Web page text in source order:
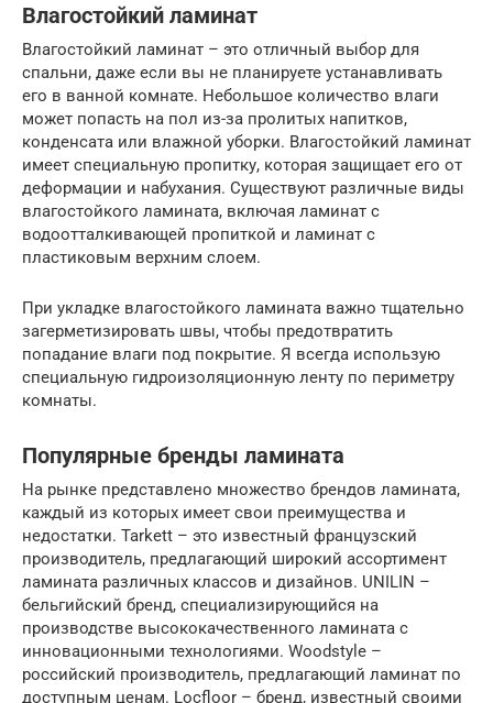
Влагостойкий ламинат
Влагостойкий ламинат – это отличный выбор для
спальни, даже если вы не планируете устанавливать
его в ванной комнате. Небольшое количество влаги
может попасть на пол из-за пролитых напитков,
конденсата или влажной уборки. Влагостойкий ламинат
имеет специальную пропитку, которая защищает его от
деформации и набухания. Существуют различные виды
влагостойкого ламината, включая ламинат с
водоотталкивающей пропиткой и ламинат с
пластиковым верхним слоем.
При укладке влагостойкого ламината важно тщательно
загерметизировать швы, чтобы предотвратить
попадание влаги под покрытие. Я всегда использую
специальную гидроизоляционную ленту по периметру
комнаты.
Популярные бренды ламината
На рынке представлено множество брендов ламината,
каждый из которых имеет свои преимущества и
недостатки. Tarkett – это известный французский
производитель, предлагающий широкий ассортимент
ламината различных классов и дизайнов. UNILIN –
бельгийский бренд, специализирующийся на
производстве высококачественного ламината с
инновационными технологиями. Woodstyle –
российский производитель, предлагающий ламинат по
доступным ценам. Locfloor – бренд, известный своими